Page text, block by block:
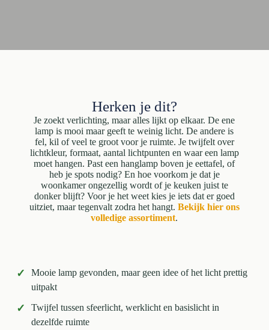
Herken je dit?
Je zoekt verlichting, maar alles lijkt op elkaar. De ene
lamp is mooi maar geeft te weinig licht. De andere is
fel, kil of veel te groot voor je ruimte. Je twijfelt over
lichtkleur, formaat, aantal lichtpunten en waar een lamp
moet hangen. Past een hanglamp boven je eettafel, of
heb je spots nodig? En hoe voorkom je dat je
woonkamer ongezellig wordt of je keuken juist te
donker blijft? Voor je het weet kies je iets dat er goed
uitziet, maar tegenvalt zodra het hangt. Bekijk hier ons
volledige assortiment.
✓
Mooie lamp gevonden, maar geen idee of het licht prettig
uitpakt
✓
Twijfel tussen sfeerlicht, werklicht en basislicht in
dezelfde ruimte